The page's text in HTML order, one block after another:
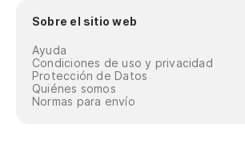
Sobre el sitio web
Ayuda
Condiciones de uso y privacidad
Protección de Datos
Quiénes somos
Normas para envío